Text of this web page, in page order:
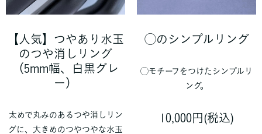
【人気】つやあり水玉
のつや消しリング
（5mm幅、白黒グレ
ー）
太めで丸みのあるつや消しリン
グに、大きめのつやつやな水玉
◯のシンプルリング
◯モチーフをつけたシンプルリ
ング。
10,000円(税込)